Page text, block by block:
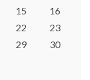
15
16
22
23
29
30